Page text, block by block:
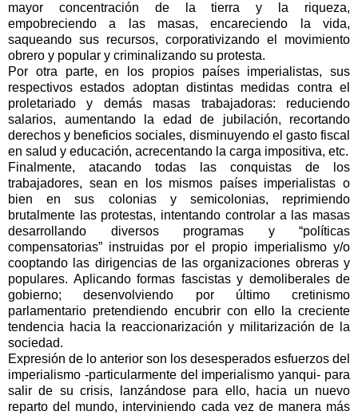
mayor concentración de la tierra y la riqueza,
empobreciendo a las masas, encareciendo la vida,
saqueando sus recursos, corporativizando el movimiento
obrero y popular y criminalizando su protesta.
Por otra parte, en los propios países imperialistas, sus
respectivos estados adoptan distintas medidas contra el
proletariado y demás masas trabajadoras: reduciendo
salarios, aumentando la edad de jubilación, recortando
derechos y beneficios sociales, disminuyendo el gasto fiscal
en salud y educación, acrecentando la carga impositiva, etc.
Finalmente, atacando todas las conquistas de los
trabajadores, sean en los mismos países imperialistas o
bien en sus colonias y semicolonias, reprimiendo
brutalmente las protestas, intentando controlar a las masas
desarrollando diversos programas y “políticas
compensatorias” instruidas por el propio imperialismo y/o
cooptando las dirigencias de las organizaciones obreras y
populares. Aplicando formas fascistas y demoliberales de
gobierno; desenvolviendo por último cretinismo
parlamentario pretendiendo encubrir con ello la creciente
tendencia hacia la reaccionarización y militarización de la
sociedad.
Expresión de lo anterior son los desesperados esfuerzos del
imperialismo -particularmente del imperialismo yanqui- para
salir de su crisis, lanzándose para ello, hacia un nuevo
reparto del mundo, interviniendo cada vez de manera más